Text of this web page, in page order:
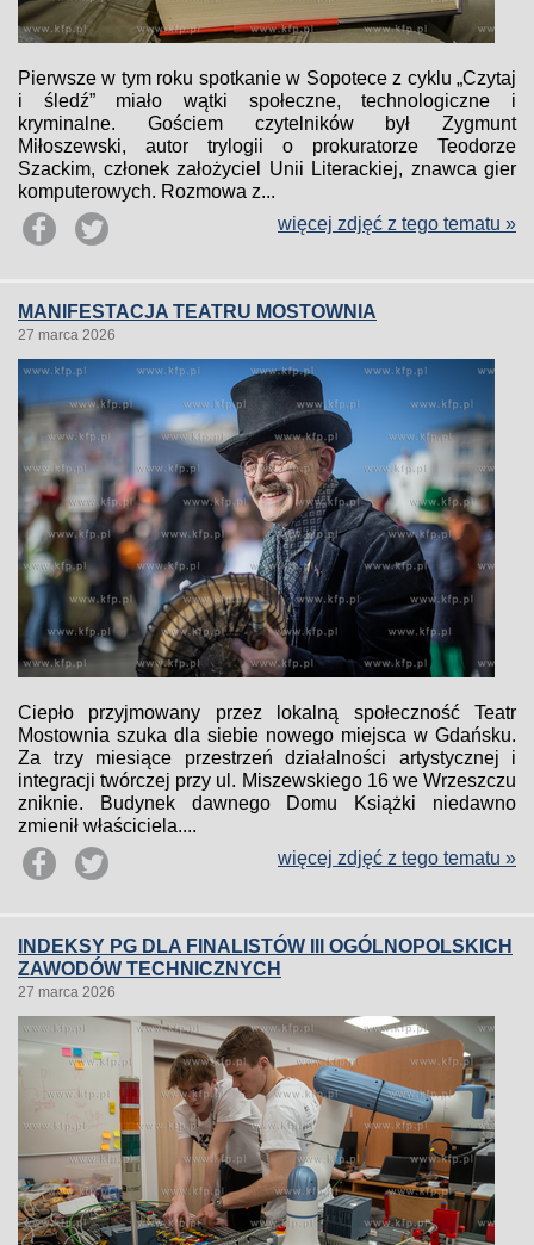
Pierwsze w tym roku spotkanie w Sopotece z cyklu „Czytaj
i śledź” miało wątki społeczne, technologiczne i
kryminalne. Gościem czytelników był Zygmunt
Miłoszewski, autor trylogii o prokuratorze Teodorze
Szackim, członek założyciel Unii Literackiej, znawca gier
komputerowych. Rozmowa z...
więcej zdjęć z tego tematu »
MANIFESTACJA TEATRU MOSTOWNIA
27 marca 2026
Ciepło przyjmowany przez lokalną społeczność Teatr
Mostownia szuka dla siebie nowego miejsca w Gdańsku.
Za trzy miesiące przestrzeń działalności artystycznej i
integracji twórczej przy ul. Miszewskiego 16 we Wrzeszczu
zniknie. Budynek dawnego Domu Książki niedawno
zmienił właściciela....
więcej zdjęć z tego tematu »
INDEKSY PG DLA FINALISTÓW III OGÓLNOPOLSKICH
ZAWODÓW TECHNICZNYCH
27 marca 2026